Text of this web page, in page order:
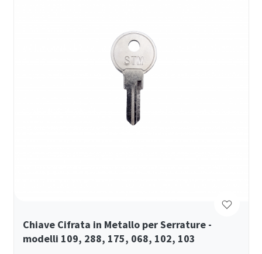
Chiave Cifrata in Metallo per Serrature -
modelli 109, 288, 175, 068, 102, 103